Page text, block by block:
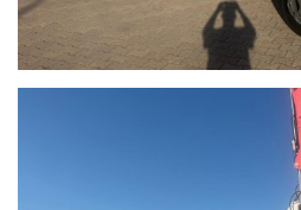
La Fassi F50A è una gru
applicazioni quotidiane dove
sono fondamentali. Con una
prestazioni concrete a
A corto raggio (circa 2 metri):
massimo di 2.270 kg.A medio
portata si riduce a circa 950 -